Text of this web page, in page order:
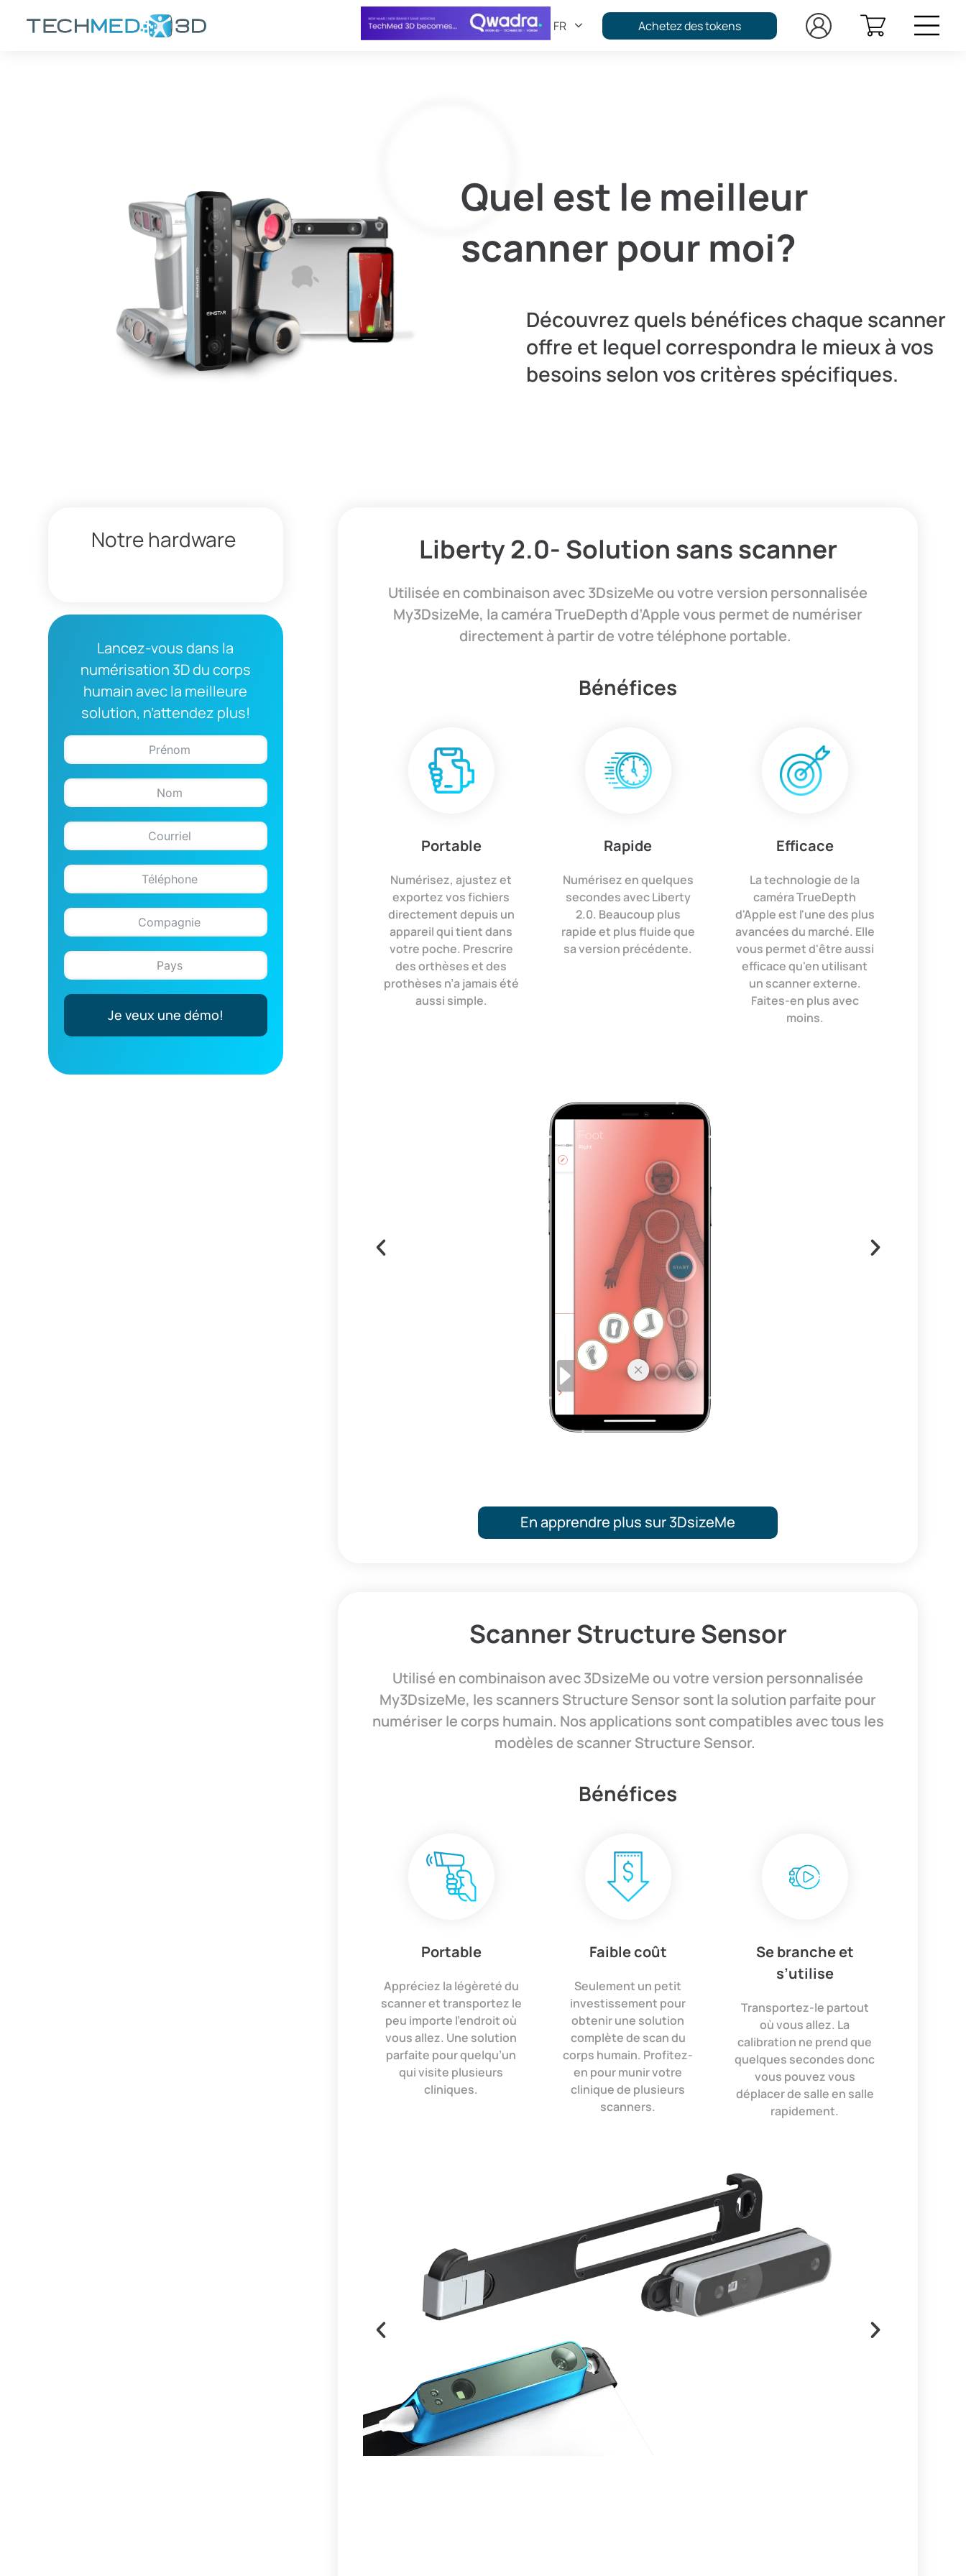
FR Achetez des tokens
Quel est le meilleur
scanner pour moi?
Découvrez quels bénéfices chaque scanner
offre et lequel correspondra le mieux à vos
besoins selon vos critères spécifiques.
Notre hardware
Lancez-vous dans la
numérisation 3D du corps
humain avec la meilleure
solution, n’attendez plus!
Je veux une démo!
Liberty 2.0- Solution sans scanner
Utilisée en combinaison avec 3DsizeMe ou votre version personnalisée
My3DsizeMe, la caméraTrueDepth d’Apple vous permet de numériser
directement à partir de votre téléphone portable.
Bénéfices
Portable
Numérisez, ajustez et
exportez vos fichiers
directement depuis un
appareil qui tient dans
votre poche. Prescrire
des orthèses et des
prothèses n’a jamais été
aussi simple.
Rapide
Numérisez en quelques
secondes avec Liberty
2.0. Beaucoup plus
rapide et plus fluide que
sa version précédente.
Efficace
La technologie de la
caméra TrueDepth
d'Apple est l'une des plus
avancées du marché. Elle
vous permet d'être aussi
efficace qu'en utilisant
un scanner externe.
Faites-en plus avec
moins.
En apprendre plus sur 3DsizeMe
Scanner Structure Sensor
Utilisé en combinaison avec 3DsizeMe ou votre version personnalisée
My3DsizeMe, les scanners Structure Sensor sont la solution parfaite pour
numériser le corps humain. Nos applications sont compatibles avec tous les
modèles de scanner Structure Sensor.
Bénéfices
Portable
Appréciez la légèreté du
scanner et transportez le
peu importe l’endroit où
vous allez. Une solution
parfaite pour quelqu’un
qui visite plusieurs
cliniques.
Faible coût
Seulement un petit
investissement pour
obtenir une solution
complète de scan du
corps humain. Profitez-
en pour munir votre
clinique de plusieurs
scanners.
Se branche et
s’utilise
Transportez-le partout
où vous allez. La
calibration ne prend que
quelques secondes donc
vous pouvez vous
déplacer de salle en salle
rapidement.